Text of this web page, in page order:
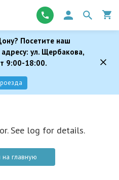
Посетите наш
ул. Щербакова,
9:00-18:00.
See log for details.
главную